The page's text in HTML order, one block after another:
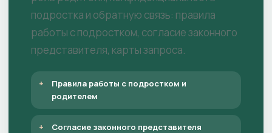
подростка и обратную связь: правила
работы с подростком, согласие законного
представителя, карты запроса.
Правила работы с подростком и
родителем
Согласие законного представителя